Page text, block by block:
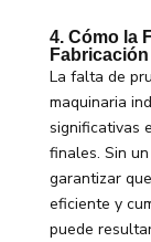
4. Cómo la
La falta de
maquinaria
significativas
finales. Sin
garantizar
eficiente y
puede